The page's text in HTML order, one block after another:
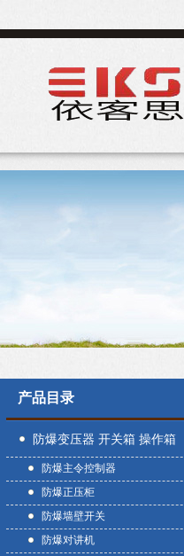
产品目录
防爆变压器 开关箱 操作箱
防爆主令控制器
防爆正压柜
防爆墙壁开关
防爆对讲机